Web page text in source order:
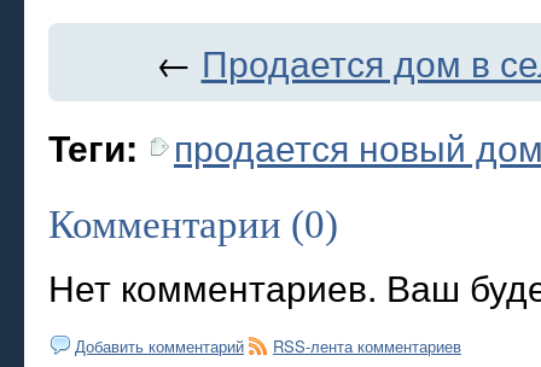
← Продается дом в
Теги: продается новый
Комментарии (0)
Нет комментариев. Ваш
Добавить комментарий RSS-лента комментариев